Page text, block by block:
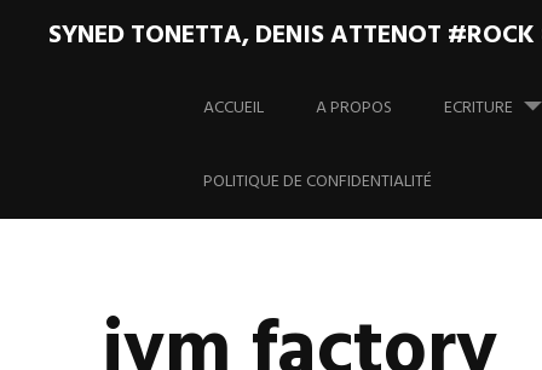
SYNED TONETTA, DENIS ATTENOT
au
ACCUEIL A PROPOS ECRITURE
POLITIQUE DE CONFIDENTIALITÉ